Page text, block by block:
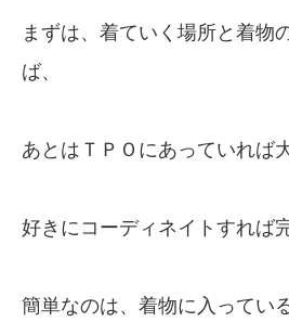
まずは、着ていく場所と着物
ば、
あとはＴＰＯにあっていれば
好きにコーディネイトすれば
簡単なのは、着物に入ってい